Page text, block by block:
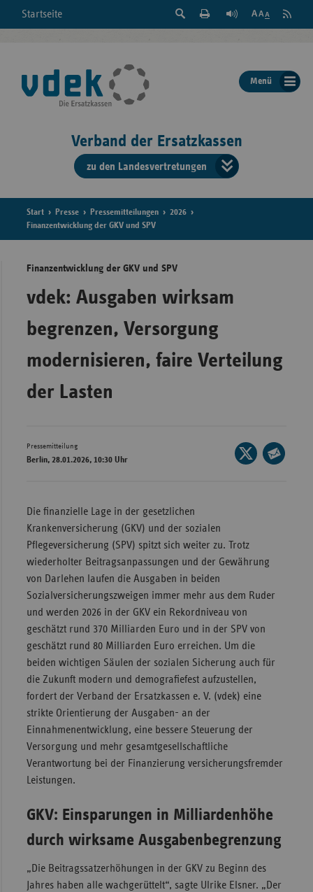
Startseite
Suche
der
Seite
Feed
Menü
Verband der Ersatzkassen
zu den Landesvertretungen
der
Bayern
Hessen
Start Presse Pressemitteilungen
2026
Finanzentwicklung der GKV und SPV
Finanzentwicklung der GKV und SPV
vdek: Ausgaben wirksam
begrenzen, Versorgung
modernisieren, faire Verteilung
der Lasten
Pressemitteilung
Berlin, 28.01.2026, 10:30 Uhr
Seite
auf
Die finanzielle Lage in der gesetzlichen
Krankenversicherung (GKV) und der sozialen
Pflegeversicherung (SPV) spitzt sich weiter zu. Trotz
wiederholter Beitragsanpassungen und der Gewährung
von Darlehen laufen die Ausgaben in beiden
Sozialversicherungszweigen immer mehr aus dem Ruder
und werden 2026 in der GKV ein Rekordniveau von
geschätzt rund 370 Milliarden Euro und in der SPV von
geschätzt rund 80 Milliarden Euro erreichen. Um die
beiden wichtigen Säulen der sozialen Sicherung auch für
die Zukunft modern und demografiefest aufzustellen,
fordert der Verband der Ersatzkassen e. V. (vdek) eine
strikte Orientierung der Ausgaben- an der
Einnahmenentwicklung, eine bessere Steuerung der
Versorgung und mehr gesamtgesellschaftliche
Verantwortung bei der Finanzierung versicherungsfremder
Leistungen.
GKV: Einsparungen in Milliardenhöhe
durch wirksame Ausgabenbegrenzung
„Die Beitragssatzerhöhungen in der GKV zu Beginn des
Jahres haben alle wachgerüttelt“, sagte Ulrike Elsner. „Der